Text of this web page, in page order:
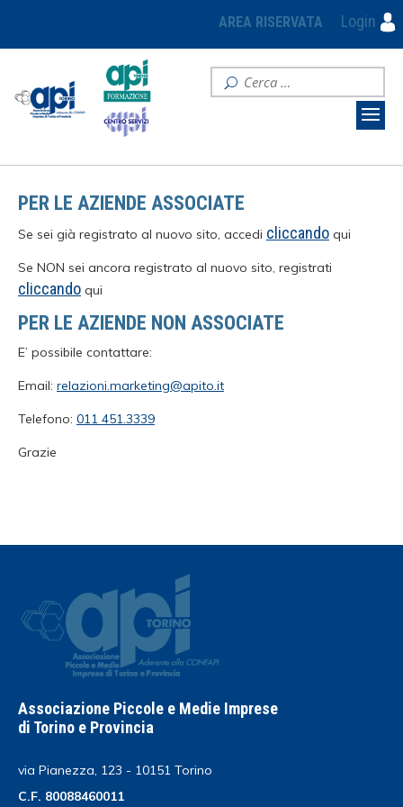
AREA RISERVATA Login
PER LE AZIENDE ASSOCIATE
Se sei già registrato al nuovo sito, accedi cliccando qui
Se NON sei ancora registrato al nuovo sito, registrati
cliccando qui
PER LE AZIENDE NON ASSOCIATE
E’ possibile contattare:
Email: relazioni.marketing@apito.it
Telefono: 011 451.3339
Grazie
Associazione Piccole e Medie Imprese
di Torino e Provincia
via Pianezza, 123 - 10151 Torino
C.F. 80088460011